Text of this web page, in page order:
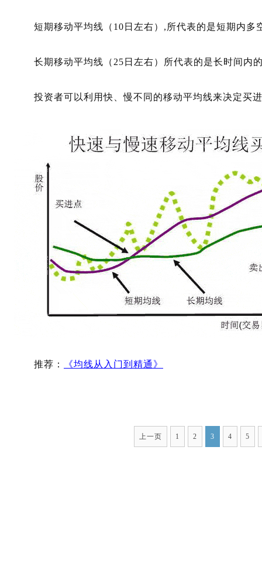
短期移动平均线（10日左右）,所代表的是短期内多
长期移动平均线（25日左右）所代表的是长时间内
投资者可以利用快、慢不同的移动平均线来决定买
推荐： 《均线从入门到精通》
上一页 1 2 3 4 5